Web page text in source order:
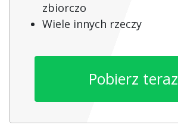
zbiorczo
Wiele innych rzeczy
Pobierz teraz